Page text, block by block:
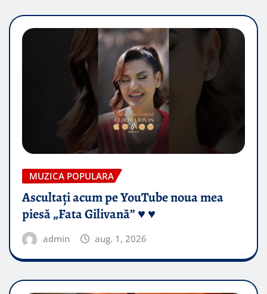
MUZICA POPULARA
Ascultați acum pe YouTube noua mea
piesă „Fata Gilivană” ♥️ ♥️
admin aug. 1, 2026